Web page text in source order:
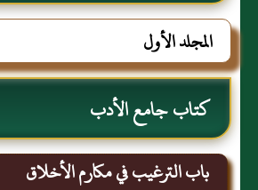
الصنعاني رحمه الله
المجلد الأول
كتاب جامع الأدب
باب الترغيب في مكارم الأخلاق